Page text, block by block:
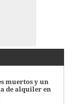
muertos y un
de alquiler en